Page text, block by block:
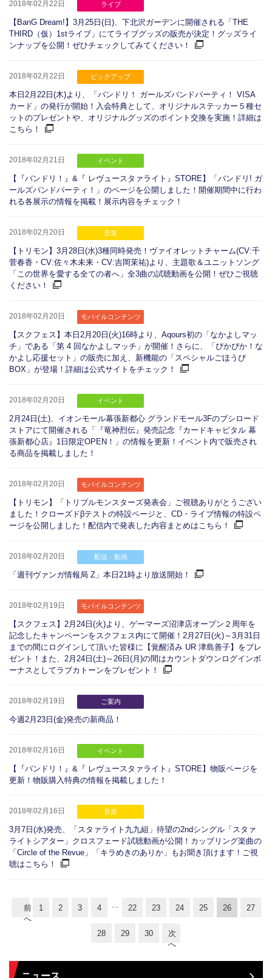
2018年02月22日 ライブ
【BanG Dream!】3月25日(日)、下北沢ガーデンに開催される「THE
THIRD（仮）1stライブ」にてライブグッズの販売が決定！グッズライ
ンナップを公開！ぜひチェックしてみてください！
2018年02月22日 ピックアップ
本日2月22日(木)より、「バンドリ！ ガールズバンドパーティ！ VISA
カード」の発行が開始！入会特典として、オリジナルステッカー５種セ
ットのプレゼントや、オリジナルグッズのポイント交換を実施！詳細は
こちら！
2018年02月21日 イベント
【『バンドリ！』&『 レヴュースタァライト』STORE】「バンドリ! ガ
ールズバンドパーティ！」のページを公開しました！開催期間中に行わ
れる各展示の情報を掲載！展示内容をチェック！
2018年02月20日 音楽
【トリモン】3月28日(水)3種同時発売！ヴァイオレットチャーム(CV:千
菅春香・CV:佐々木未来・CV:吉岡茉祐)より、主題歌＆ユニットソング
「この世界を愛する全ての者へ」全3曲の試聴動画を公開！ぜひご視聴
ください！
2018年02月20日 モバイルコンテンツ
【スクフェス】本日2月20日(火)16時より、Aqours初の「なかよしマッ
チ」である「第 4 回なかよしマッチ」が開催！さらに、「ぴかぴか！な
かよし応援セット」の販売に加え、新機能の「スペシャルごほうび
BOX」が登場！詳細は公式サイトをチェック！
2018年02月20日 イベント
2月24日(土)、イオンモール幕張新都心 グランドモール3Fのブシロード
ストアにて開催される「『竜神烈伝』発売記念『カードキャピタル 幕
張新都心店』1日限定OPEN！」の情報を更新！イベント内で販売され
る商品を掲載しました！
2018年02月20日 モバイルコンテンツ
【トリモン】「トリプルモンスターズ発表会」ご視聴ありがとうござい
ました！クローズドβテストの特設ページと、CD・ライブ情報の特設ペ
ージを公開しました！配信内で発表した内容まとめはこちら！
2018年02月20日 配信・動画
「週刊ヴァンガ情報局 Z」本日21時より放送開始！
2018年02月19日 モバイルコンテンツ
【スクフェス】2月24日(火)より、ゲーマーズ沼津店オープン２周年を
記念したキャンペーンをスクフェス内にて開催！2月27日(火)～3月31日
までの間にログインして頂いた皆様に【覚醒済み UR 津島善子】をプレ
ゼント！また、2月24日(土)～26日(月)の間はカウントダウンログインボ
ーナスとしてラブカトーンをプレゼント！
2018年02月19日 ご案内
今週2月23日(金)発売の新商品！
2018年02月16日 イベント
【『バンドリ！』&『 レヴュースタァライト』STORE】物販ページを
更新！物販購入特典の情報を掲載しました！
2018年02月16日 音楽
3月7日(水)発売、「スタァライト九九組」待望の2ndシングル「スタァ
ライトシアター」クロスフェード試聴動画が公開！カップリング楽曲の
「Circle of the Revue」「キラめきのありか」もお聞き頂けます！ご視
聴はこちら！
前
へ
1 2 3 4 … 22 23 24 25 26 27
28 29 30
次
へ
ニュース